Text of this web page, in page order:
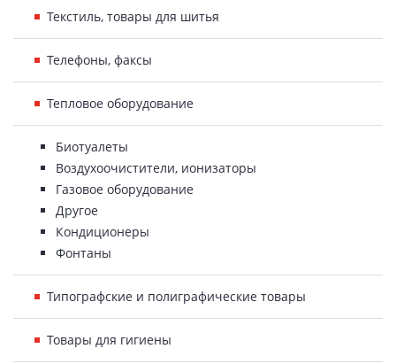
Текстиль, товары для шитья
Телефоны, факсы
Тепловое оборудование
Биотуалеты
Воздухоочистители, ионизаторы
Газовое оборудование
Другое
Кондиционеры
Фонтаны
Типографские и полиграфические товары
Товары для гигиены